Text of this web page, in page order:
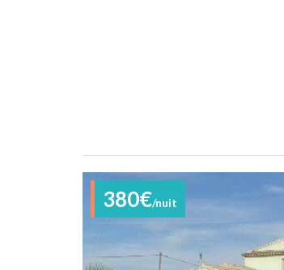
380€/nuit